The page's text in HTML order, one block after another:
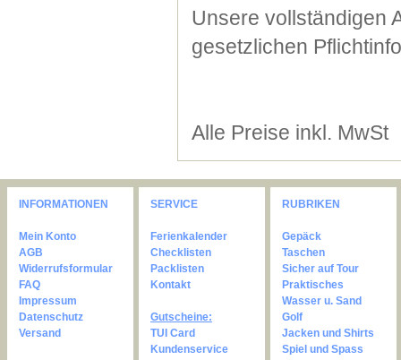
Unsere vollständigen
gesetzlichen
Alle Preise inkl. MwSt
INFORMATIONEN
Mein Konto
AGB
Widerrufsformular
FAQ
Impressum
Datenschutz
Versand
SERVICE
Ferienkalender
Checklisten
Packlisten
Kontakt
Gutscheine:
TUI Card
Kundenservice
RUBRIKEN
Gepäck
Taschen
Sicher auf Tour
Praktisches
Wasser u. Sand
Golf
Jacken und Shirts
Spiel und Spass